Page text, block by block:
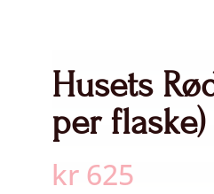
Husets
per flaske)
kr625